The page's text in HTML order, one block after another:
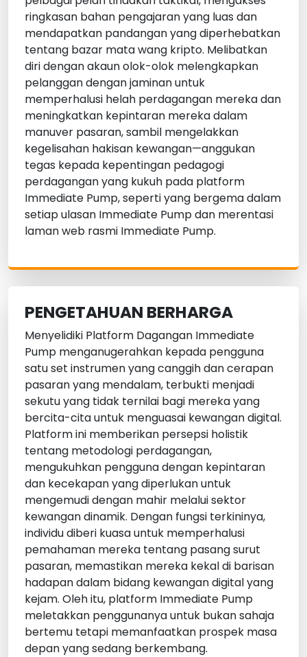
ringkasan bahan pengajaran yang luas dan
mendapatkan pandangan yang diperhebatkan
tentang bazar mata wang kripto. Melibatkan
diri dengan akaun olok-olok melengkapkan
pelanggan dengan jaminan untuk
memperhalusi helah perdagangan mereka dan
meningkatkan kepintaran mereka dalam
manuver pasaran, sambil mengelakkan
kegelisahan hakisan kewangan—anggukan
tegas kepada kepentingan pedagogi
perdagangan yang kukuh pada platform
Immediate Pump, seperti yang bergema dalam
setiap ulasan Immediate Pump dan merentasi
laman web rasmi Immediate Pump.
PENGETAHUAN BERHARGA
Menyelidiki Platform Dagangan Immediate
Pump menganugerahkan kepada pengguna
satu set instrumen yang canggih dan cerapan
pasaran yang mendalam, terbukti menjadi
sekutu yang tidak ternilai bagi mereka yang
bercita-cita untuk menguasai kewangan digital.
Platform ini memberikan persepsi holistik
tentang metodologi perdagangan,
mengukuhkan pengguna dengan kepintaran
dan kecekapan yang diperlukan untuk
mengemudi dengan mahir melalui sektor
kewangan dinamik. Dengan fungsi terkininya,
individu diberi kuasa untuk memperhalusi
pemahaman mereka tentang pasang surut
pasaran, memastikan mereka kekal di barisan
hadapan dalam bidang kewangan digital yang
kejam. Oleh itu, platform Immediate Pump
meletakkan penggunanya untuk bukan sahaja
bertemu tetapi memanfaatkan prospek masa
depan yang sedang berkembang.